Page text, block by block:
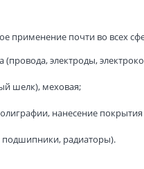
применение почти во всех
электроды,
шелк), меховая;
нанесение
подшипники, радиаторы).